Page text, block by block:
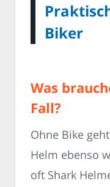
Biker
Was
Fall?
Ohne Bike
Helm ebenso
oft Shark